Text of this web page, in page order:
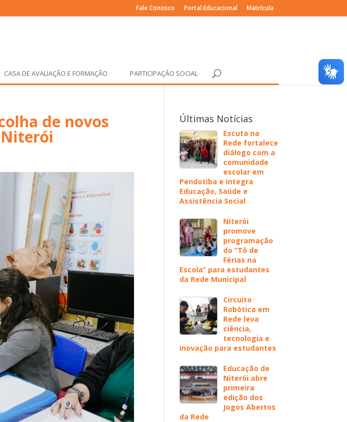
Fale Conosco Portal Educacional Matrícula
CASA DE AVALIAÇÃO E FORMAÇÃO PARTICIPAÇÃO SOCIAL
de novos Últimas Notícias
Escuta na
Rede fortalece
diálogo com a
comunidade
escolar em
Pendotiba e integra
Educação, Saúde e
Assistência Social
Niterói
promove
programação
do “Tô de
Férias na
Escola” para estudantes
da Rede Municipal
Circuito
Robótica em
Rede leva
ciência,
tecnologia e
inovação para estudantes
Educação de
Niterói abre
primeira
edição dos
Jogos Abertos
da Rede